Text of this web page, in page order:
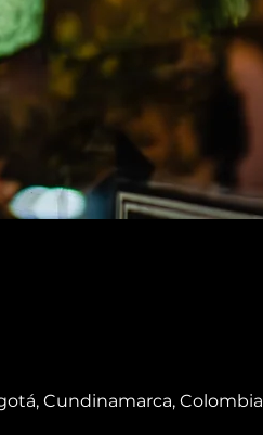
Cundinamarca, Colombia